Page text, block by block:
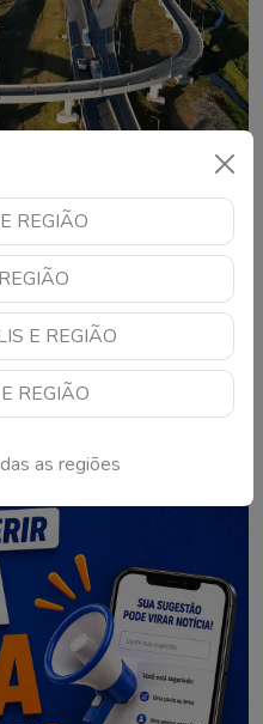
REGIÃO
E REGIÃO
REGIÃO
as regiões
terá bloqueio
manhã e motoristas terão